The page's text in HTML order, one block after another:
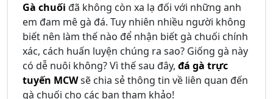
Gà chuối đã không còn xa lạ đối với những anh
em đam mê gà đá. Tuy nhiên nhiều người không
biết nên làm thế nào để nhận biết gà chuối chính
xác, cách huấn luyện chúng ra sao? Giống gà này
có dễ nuôi không? Vì thế sau đây, đá gà trực
tuyến MCWsẽ chia sẻ thông tin về liên quan đến
gà chuối cho các bạn tham khảo!